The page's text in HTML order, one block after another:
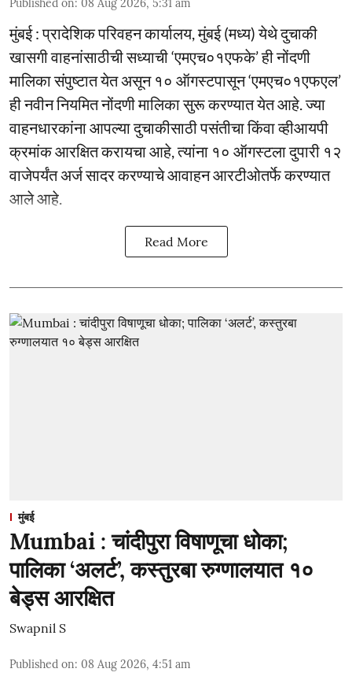
मुंबई : प्रादेशिक परिवहन कार्यालय, मुंबई (मध्य) येथे दुचाकी
खासगी वाहनांसाठीची सध्याची ‘एमएच०१एफके’ ही नोंदणी
मालिका संपुष्टात येत असून १० ऑगस्टपासून ‘एमएच०१एफएल’
ही नवीन नियमित नोंदणी मालिका सुरू करण्यात येत आहे. ज्या
वाहनधारकांना आपल्या दुचाकीसाठी पसंतीचा किंवा व्हीआयपी
क्रमांक आरक्षित करायचा आहे, त्यांना १० ऑगस्टला दुपारी १२
वाजेपर्यंत अर्ज सादर करण्याचे आवाहन आरटीओतर्फे करण्यात
आले आहे.
Read More
मुंबई
Mumbai : चांदीपुरा विषाणूचा धोका;
पालिका ‘अलर्ट’, कस्तुरबा रुग्णालयात १०
बेड्स आरक्षित
Swapnil S
Published on: 08 Aug 2026, 4:51 am